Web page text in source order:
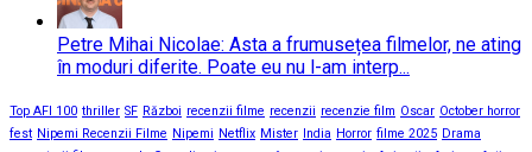
Petre Mihai Nicolae: Asta a frumusețea filmelor, ne ating
în moduri diferite. Poate eu nu l-am interp...
Top AFI 100 thriller SF Război recenzii filme recenzii recenzie film Oscar October horror
fest Nipemi Recenzii Filme Nipemi Netflix Mister India Horror filme 2025 Drama